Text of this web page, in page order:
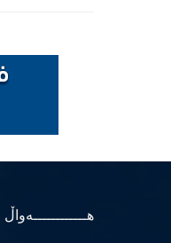
هــــــــــــەواڵ